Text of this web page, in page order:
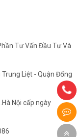
Tư Vấn Đầu Tư Và
Liệt - Quận Đống
Nội cấp ngày